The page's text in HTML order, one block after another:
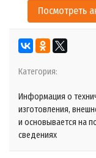
Посмотреть
Категория:
Информация о
изготовления,
и основывается на
сведениях